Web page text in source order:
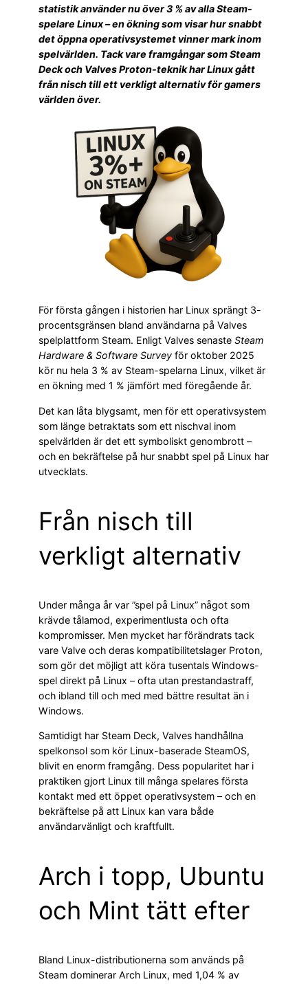
statistik använder nu över 3 % av alla Steam-
spelare Linux – en ökning som visar hur snabbt
det öppna operativsystemet vinner mark inom
spelvärlden. Tack vare framgångar som Steam
Deck och Valves Proton-teknik har Linux gått
från nisch till ett verkligt alternativ för gamers
världen över.
För första gången i historien har Linux sprängt 3-
procentsgränsen bland användarna på Valves
spelplattform Steam. Enligt Valves senaste Steam
Hardware & Software Survey för oktober 2025
kör nu hela 3 % av Steam-spelarna Linux, vilket är
en ökning med 1 % jämfört med föregående år.
Det kan låta blygsamt, men för ett operativsystem
som länge betraktats som ett nischval inom
spelvärlden är det ett symboliskt genombrott –
och en bekräftelse på hur snabbt spel på Linux har
utvecklats.
Från nisch till
verkligt alternativ
Under många år var ”spel på Linux” något som
krävde tålamod, experimentlusta och ofta
kompromisser. Men mycket har förändrats tack
vare Valve och deras kompatibilitetslager Proton,
som gör det möjligt att köra tusentals Windows-
spel direkt på Linux – ofta utan prestandastraff,
och ibland till och med med bättre resultat än i
Windows.
Samtidigt har Steam Deck, Valves handhållna
spelkonsol som kör Linux-baserade SteamOS,
blivit en enorm framgång. Dess popularitet har i
praktiken gjort Linux till många spelares första
kontakt med ett öppet operativsystem – och en
bekräftelse på att Linux kan vara både
användarvänligt och kraftfullt.
Arch i topp, Ubuntu
och Mint tätt efter
Bland Linux-distributionerna som används på
Steam dominerar Arch Linux, med 1,04 % av